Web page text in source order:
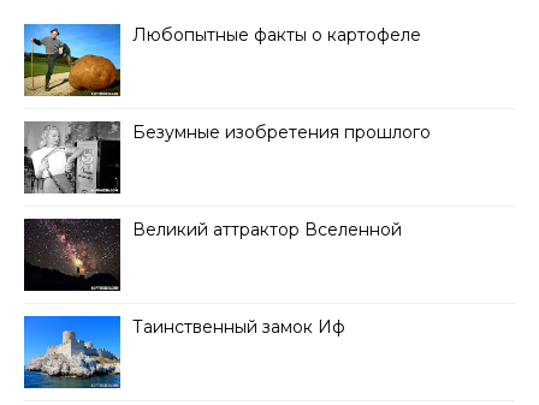
Любопытные факты о картофеле
Безумные изобретения прошлого
Великий аттрактор Вселенной
Таинственный замок Иф